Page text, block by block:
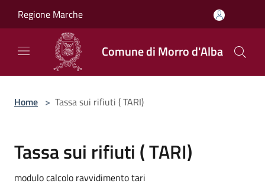
Regione Marche
Comune di Morro d'Alba
Home > Tassa sui rifiuti ( TARI)
Tassa sui rifiuti ( TARI)
modulo calcolo ravvidimento tari